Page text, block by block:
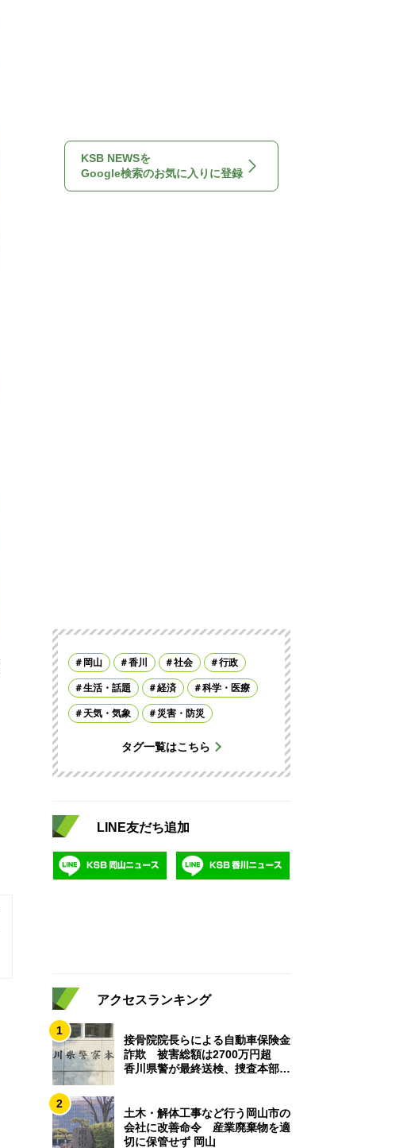
KSB NEWSを
Google検索のお気に入りに登録
岡山 香川 社会 行政
生活・話題 経済 科学・医療
天気・気象 災害・防災
タグ一覧はこちら
LINE友だち追加
アクセスランキング
1
接骨院院長らによる自動車保険金
詐欺 被害総額は2700万円超
香川県警が最終送検、捜査本部解
2
土木・解体工事など行う岡山市の
会社に改善命令 産業廃棄物を適
切に保管せず 岡山